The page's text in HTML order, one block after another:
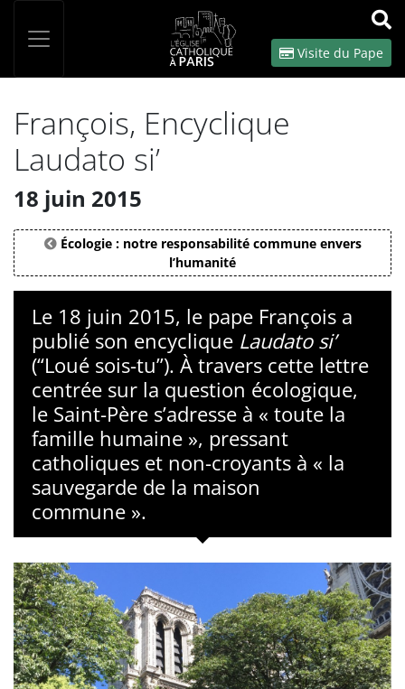
OK
Visite du Pape
François, Encyclique
Laudato si’
18 juin 2015
Écologie : notre responsabilité commune envers
l’humanité
Le 18 juin 2015, le pape François a
publié son encyclique Laudato si’
(“Loué sois-tu”). À travers cette lettre
centrée sur la question écologique,
le Saint-Père s’adresse à « toute la
famille humaine », pressant
catholiques et non-croyants à « la
sauvegarde de la maison
commune ».
Panneau de gestion des cookies